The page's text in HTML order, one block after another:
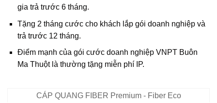
gia trả trước 6 tháng.
Tặng 2 tháng cước cho khách lắp gói doanh nghiệp và
trả trước 12 tháng.
Điểm mạnh của gói cước doanh nghiệp VNPT Buôn
Ma Thuột là thường tặng miễn phí IP.
CÁP QUANG FIBER Premium - Fiber Eco